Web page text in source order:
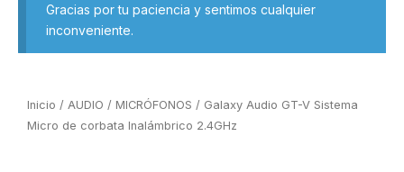
Gracias por tu paciencia y sentimos cualquier
inconveniente.
Inicio / AUDIO / MICRÓFONOS / Galaxy Audio GT-V Sistema
Micro de corbata Inalámbrico 2.4GHz